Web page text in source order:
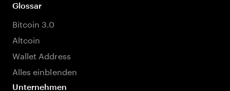
Glossar
Bitcoin 3.0
Altcoin
Wallet Address
Alles einblenden
Unternehmen